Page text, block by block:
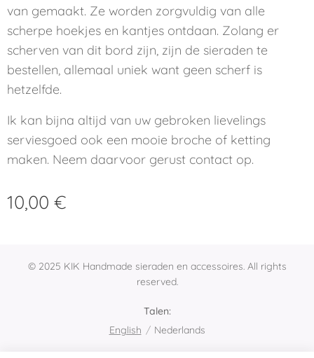
van gemaakt. Ze worden zorgvuldig van alle
scherpe hoekjes en kantjes ontdaan. Zolang er
scherven van dit bord zijn, zijn de sieraden te
bestellen, allemaal uniek want geen scherf is
hetzelfde.
Ik kan bijna altijd van uw gebroken lievelings
serviesgoed ook een mooie broche of ketting
maken. Neem daarvoor gerust contact op.
10,00 €
© 2025 KIK Handmade sieraden en accessoires. All rights
reserved.
Talen
English
Nederlands